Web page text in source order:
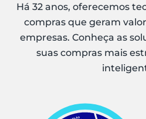
Há 32 anos, oferecemos
compras que geram
empresas. Conheça as
suas compras mais